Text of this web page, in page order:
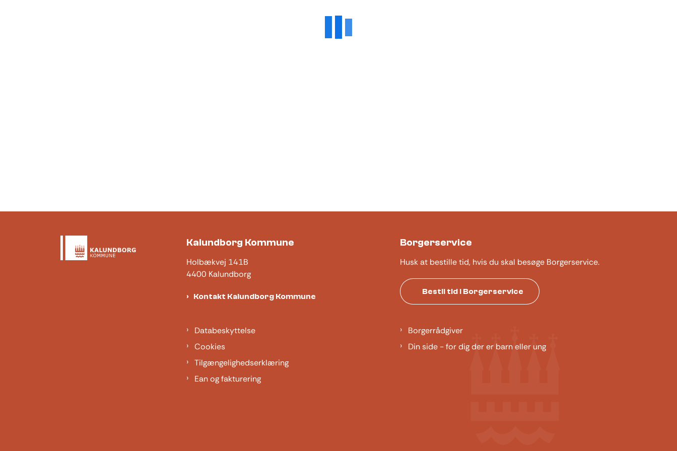
Kalundborg Kommune
Holbækvej 141B
4400 Kalundborg
Kontakt Kalundborg Kommune
Borgerservice
Husk at bestille tid, hvis du skal besøge Borgerservice.
Bestil tid i Borgerservice
Databeskyttelse
Cookies
Tilgængelighedserklæring
Ean og fakturering
Borgerrådgiver
Din side - for dig der er barn eller ung